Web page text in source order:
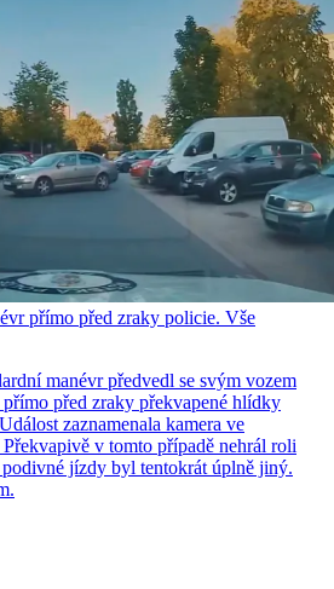
přímo před zraky policie. Vše
manévr předvedl se svým vozem
před zraky překvapené hlídky
zaznamenala kamera ve
v tomto případě nehrál roli
jízdy byl tentokrát úplně jiný.